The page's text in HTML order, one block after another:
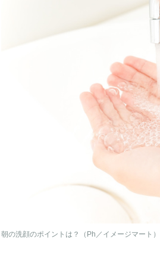
朝の洗顔のポイントは？（Ph／イメージマート）